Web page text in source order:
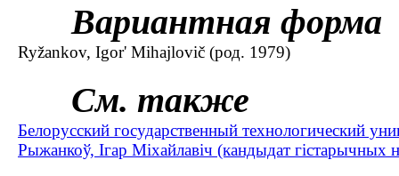
Вариантная форма
Ryžankov, Igor' Mihajlovič (род. 1979)
См. также
Белорусский государственный технологический
Рыжанкоў, Ігар Міхайлавіч (кандыдат гістарычных